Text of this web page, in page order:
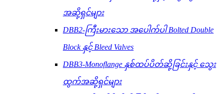
အဆို့ရှင်များ
DBB2-ကြီးမားသော အပေါက်ပါ Bolted Double
Block နှင့် Bleed Valves
DBB3-Monoflange နှစ်ထပ်ပိတ်ဆို့ခြင်းနှင့် သွေး
ထွက်အဆို့ရှင်များ